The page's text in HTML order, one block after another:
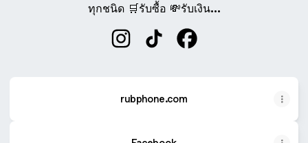
ทุกชนิด 🛒รับซื้อ 💸รับเงิน...
rubphone.com